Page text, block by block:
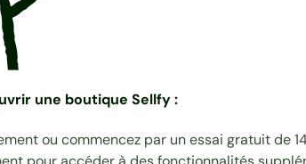
une boutique Sellfy :
ou commencez par un essai gratuit de